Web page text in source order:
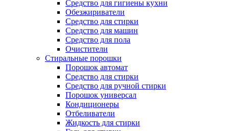
Средство для гигиены кухни
Обезжириватели
Средство для стирки
Средство для машин
Средство для пола
Очистители
Стиральные порошки
Порошок автомат
Средство для стирки
Средство для ручной стирки
Порошок универсал
Кондиционеры
Отбеливатели
Жидкость для стирки